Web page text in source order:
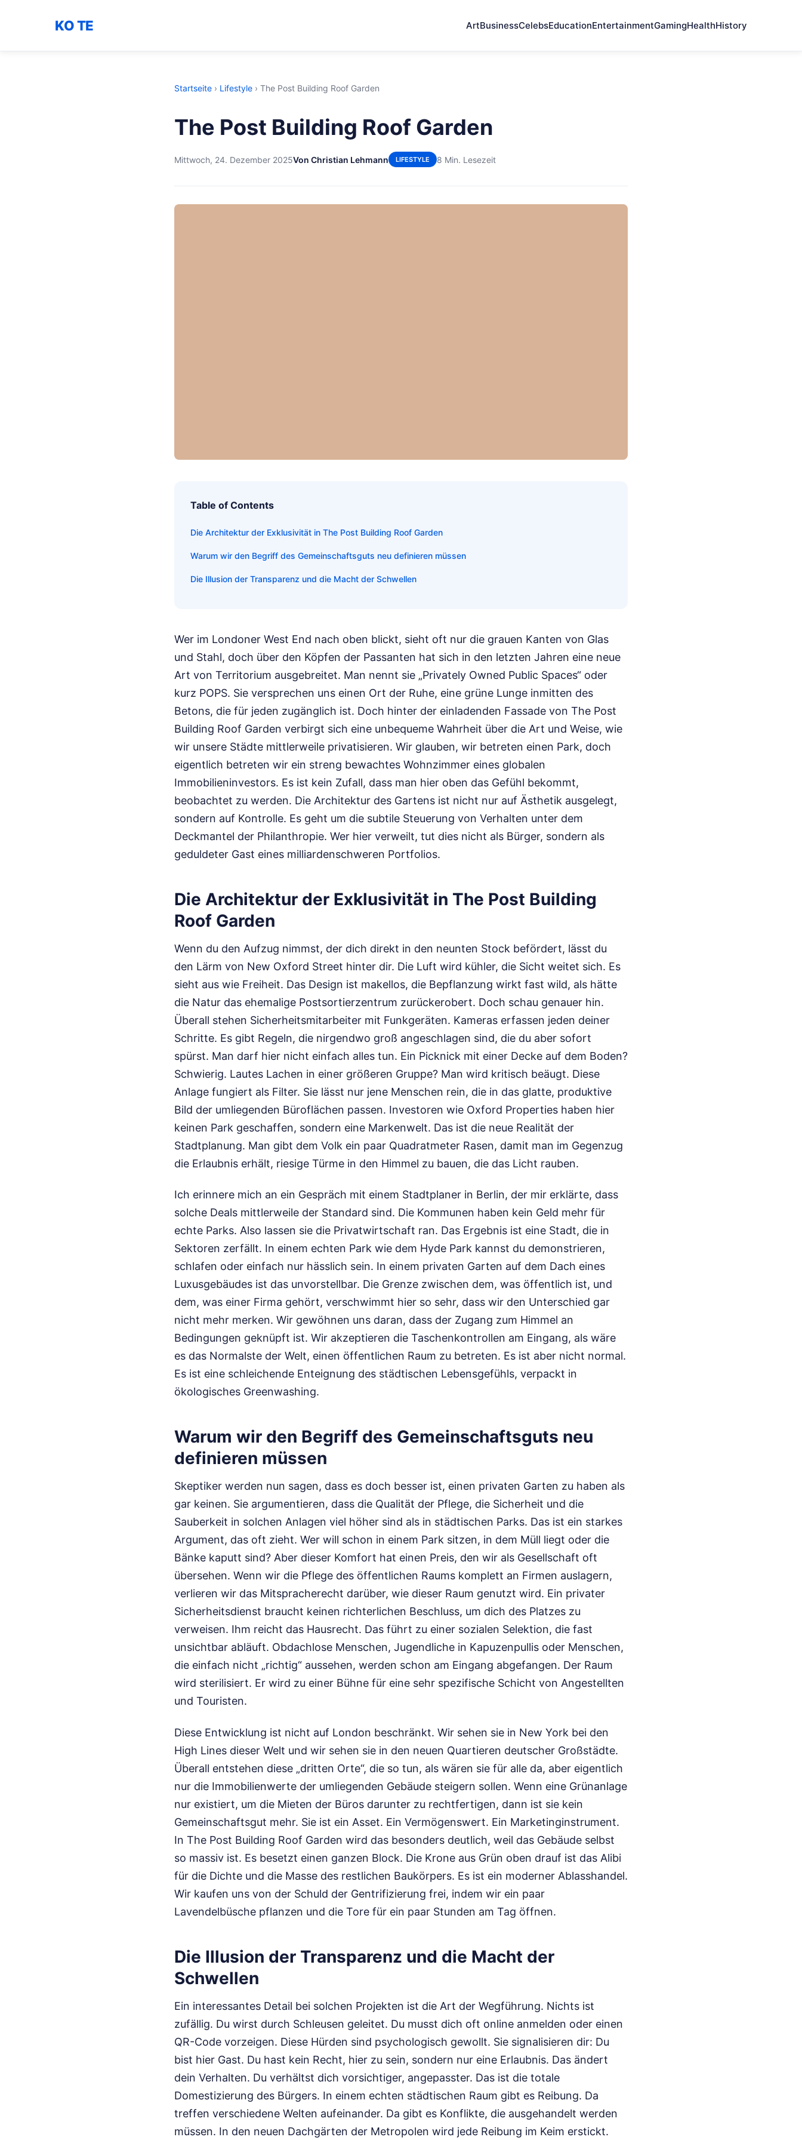
KO TE ArtBusinessCelebsEducationEntertainmentGamingHealthHistory
Startseite › Lifestyle › The Post Building Roof Garden
The Post Building Roof Garden
Mittwoch, 24. Dezember 2025Von Christian Lehmann LIFESTYLE 8 Min. Lesezeit
Table of Contents
Die Architektur der Exklusivität in The Post Building Roof Garden
Warum wir den Begriff des Gemeinschaftsguts neu definieren müssen
Die Illusion der Transparenz und die Macht der Schwellen
Wer im Londoner West End nach oben blickt, sieht oft nur die grauen Kanten von Glas
und Stahl, doch über den Köpfen der Passanten hat sich in den letzten Jahren eine neue
Art von Territorium ausgebreitet. Man nennt sie „Privately Owned Public Spaces“ oder
kurz POPS. Sie versprechen uns einen Ort der Ruhe, eine grüne Lunge inmitten des
Betons, die für jeden zugänglich ist. Doch hinter der einladenden Fassade von The Post
Building Roof Garden verbirgt sich eine unbequeme Wahrheit über die Art und Weise, wie
wir unsere Städte mittlerweile privatisieren. Wir glauben, wir betreten einen Park, doch
eigentlich betreten wir ein streng bewachtes Wohnzimmer eines globalen
Immobilieninvestors. Es ist kein Zufall, dass man hier oben das Gefühl bekommt,
beobachtet zu werden. Die Architektur des Gartens ist nicht nur auf Ästhetik ausgelegt,
sondern auf Kontrolle. Es geht um die subtile Steuerung von Verhalten unter dem
Deckmantel der Philanthropie. Wer hier verweilt, tut dies nicht als Bürger, sondern als
geduldeter Gast eines milliardenschweren Portfolios.
Die Architektur der Exklusivität in The Post Building
Roof Garden
Wenn du den Aufzug nimmst, der dich direkt in den neunten Stock befördert, lässt du
den Lärm von New Oxford Street hinter dir. Die Luft wird kühler, die Sicht weitet sich. Es
sieht aus wie Freiheit. Das Design ist makellos, die Bepflanzung wirkt fast wild, als hätte
die Natur das ehemalige Postsortierzentrum zurückerobert. Doch schau genauer hin.
Überall stehen Sicherheitsmitarbeiter mit Funkgeräten. Kameras erfassen jeden deiner
Schritte. Es gibt Regeln, die nirgendwo groß angeschlagen sind, die du aber sofort
spürst. Man darf hier nicht einfach alles tun. Ein Picknick mit einer Decke auf dem Boden?
Schwierig. Lautes Lachen in einer größeren Gruppe? Man wird kritisch beäugt. Diese
Anlage fungiert als Filter. Sie lässt nur jene Menschen rein, die in das glatte, produktive
Bild der umliegenden Büroflächen passen. Investoren wie Oxford Properties haben hier
keinen Park geschaffen, sondern eine Markenwelt. Das ist die neue Realität der
Stadtplanung. Man gibt dem Volk ein paar Quadratmeter Rasen, damit man im Gegenzug
die Erlaubnis erhält, riesige Türme in den Himmel zu bauen, die das Licht rauben.
Ich erinnere mich an ein Gespräch mit einem Stadtplaner in Berlin, der mir erklärte, dass
solche Deals mittlerweile der Standard sind. Die Kommunen haben kein Geld mehr für
echte Parks. Also lassen sie die Privatwirtschaft ran. Das Ergebnis ist eine Stadt, die in
Sektoren zerfällt. In einem echten Park wie dem Hyde Park kannst du demonstrieren,
schlafen oder einfach nur hässlich sein. In einem privaten Garten auf dem Dach eines
Luxusgebäudes ist das unvorstellbar. Die Grenze zwischen dem, was öffentlich ist, und
dem, was einer Firma gehört, verschwimmt hier so sehr, dass wir den Unterschied gar
nicht mehr merken. Wir gewöhnen uns daran, dass der Zugang zum Himmel an
Bedingungen geknüpft ist. Wir akzeptieren die Taschenkontrollen am Eingang, als wäre
es das Normalste der Welt, einen öffentlichen Raum zu betreten. Es ist aber nicht normal.
Es ist eine schleichende Enteignung des städtischen Lebensgefühls, verpackt in
ökologisches Greenwashing.
Warum wir den Begriff des Gemeinschaftsguts neu
definieren müssen
Skeptiker werden nun sagen, dass es doch besser ist, einen privaten Garten zu haben als
gar keinen. Sie argumentieren, dass die Qualität der Pflege, die Sicherheit und die
Sauberkeit in solchen Anlagen viel höher sind als in städtischen Parks. Das ist ein starkes
Argument, das oft zieht. Wer will schon in einem Park sitzen, in dem Müll liegt oder die
Bänke kaputt sind? Aber dieser Komfort hat einen Preis, den wir als Gesellschaft oft
übersehen. Wenn wir die Pflege des öffentlichen Raums komplett an Firmen auslagern,
verlieren wir das Mitspracherecht darüber, wie dieser Raum genutzt wird. Ein privater
Sicherheitsdienst braucht keinen richterlichen Beschluss, um dich des Platzes zu
verweisen. Ihm reicht das Hausrecht. Das führt zu einer sozialen Selektion, die fast
unsichtbar abläuft. Obdachlose Menschen, Jugendliche in Kapuzenpullis oder Menschen,
die einfach nicht „richtig“ aussehen, werden schon am Eingang abgefangen. Der Raum
wird sterilisiert. Er wird zu einer Bühne für eine sehr spezifische Schicht von Angestellten
und Touristen.
Diese Entwicklung ist nicht auf London beschränkt. Wir sehen sie in New York bei den
High Lines dieser Welt und wir sehen sie in den neuen Quartieren deutscher Großstädte.
Überall entstehen diese „dritten Orte“, die so tun, als wären sie für alle da, aber eigentlich
nur die Immobilienwerte der umliegenden Gebäude steigern sollen. Wenn eine Grünanlage
nur existiert, um die Mieten der Büros darunter zu rechtfertigen, dann ist sie kein
Gemeinschaftsgut mehr. Sie ist ein Asset. Ein Vermögenswert. Ein Marketinginstrument.
In The Post Building Roof Garden wird das besonders deutlich, weil das Gebäude selbst
so massiv ist. Es besetzt einen ganzen Block. Die Krone aus Grün oben drauf ist das Alibi
für die Dichte und die Masse des restlichen Baukörpers. Es ist ein moderner Ablasshandel.
Wir kaufen uns von der Schuld der Gentrifizierung frei, indem wir ein paar
Lavendelbüsche pflanzen und die Tore für ein paar Stunden am Tag öffnen.
Die Illusion der Transparenz und die Macht der
Schwellen
Ein interessantes Detail bei solchen Projekten ist die Art der Wegführung. Nichts ist
zufällig. Du wirst durch Schleusen geleitet. Du musst dich oft online anmelden oder einen
QR-Code vorzeigen. Diese Hürden sind psychologisch gewollt. Sie signalisieren dir: Du
bist hier Gast. Du hast kein Recht, hier zu sein, sondern nur eine Erlaubnis. Das ändert
dein Verhalten. Du verhältst dich vorsichtiger, angepasster. Das ist die totale
Domestizierung des Bürgers. In einem echten städtischen Raum gibt es Reibung. Da
treffen verschiedene Welten aufeinander. Da gibt es Konflikte, die ausgehandelt werden
müssen. In den neuen Dachgärten der Metropolen wird jede Reibung im Keim erstickt.